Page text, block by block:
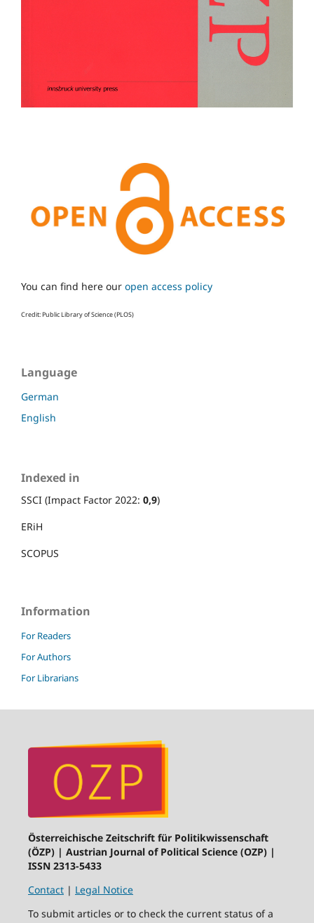
You can find here our open access policy
Credit: Public Library of Science (PLOS)
Language
German
English
Indexed in
SSCI (Impact Factor 2022: 0,9)
ERiH
SCOPUS
Information
For Readers
For Authors
For Librarians
Österreichische Zeitschrift für Politikwissenschaft
(ÖZP) | Austrian Journal of Political Science (OZP) |
ISSN 2313-5433
Contact| Legal Notice
To submit articles or to check the current status of a